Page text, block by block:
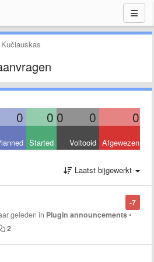
0 0 0 0 0
Started Voltooid Afgewezen
Laatst bijgewerkt
-7
geleden in Plugin announcements•
2